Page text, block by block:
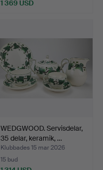
1 369 USD
WEDGWOOD. Servisdelar,
35 delar, keramik, …
Klubbades 15 mar 2026
15 bud